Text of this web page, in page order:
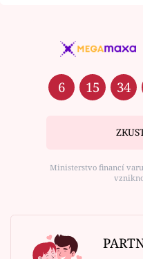
6 15 34
Ministerstvo financí